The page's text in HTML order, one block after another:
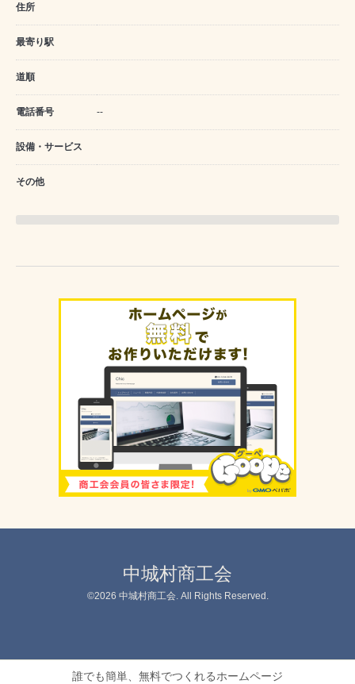
住所
最寄り駅
道順
電話番号 --
設備・サービス
その他
中城村商工会
©2026 中城村商工会. All Rights Reserved.
誰でも簡単、無料でつくれるホームページ